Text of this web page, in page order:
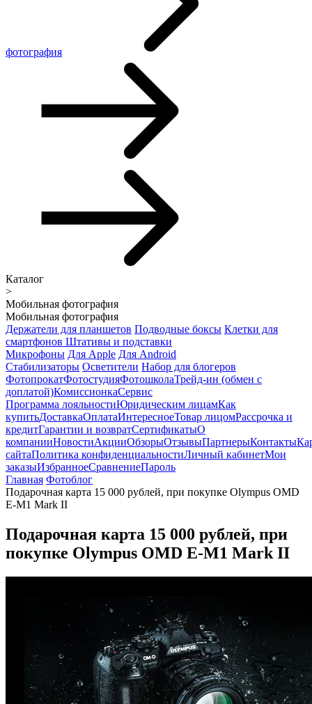
фотография
Каталог
>
Мобильная фотография
Мобильная фотография
Держатели для планшетов Подводные боксы Клетки для
смартфонов Штативы и подставки
Микрофоны Для Apple Для Android
Стабилизаторы Осветители Набор для блогеров
ФотопрокатФотостудияФотошколаТрейд-ин (обмен с
доплатой)КомиссионкаСервис
Программа лояльностиЮридическим лицамКак
купитьДоставкаОплатаИнтересноеТовар лицомРассрочка и
кредитГарантии и возвратСертификатыО
компанииНовостиАкцииОбзорыОтзывыПартнерыКонтакты
сайтаПолитика конфиденциальностиЛичный кабинетМои
заказыИзбранноеСравнениеПароль
Главная Фотоблог
Подарочная карта 15 000 рублей, при покупке Olympus OMD
E-M1 Mark II
Подарочная карта 15 000 рублей, при
покупке Olympus OMD E-M1 Mark II